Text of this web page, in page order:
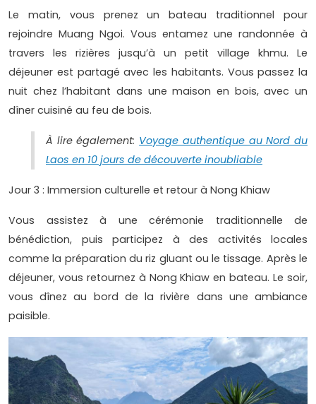
Le matin, vous prenez un bateau traditionnel pour
rejoindre Muang Ngoi. Vous entamez une randonnée à
travers les rizières jusqu’à un petit village khmu. Le
déjeuner est partagé avec les habitants. Vous passez la
nuit chez l’habitant dans une maison en bois, avec un
dîner cuisiné au feu de bois.
À lire également: Voyage authentique au Nord du
Laos en 10 jours de découverte inoubliable
Jour 3 : Immersion culturelle et retour à Nong Khiaw
Vous assistez à une cérémonie traditionnelle de
bénédiction, puis participez à des activités locales
comme la préparation du riz gluant ou le tissage. Après le
déjeuner, vous retournez à Nong Khiaw en bateau. Le soir,
vous dînez au bord de la rivière dans une ambiance
paisible.